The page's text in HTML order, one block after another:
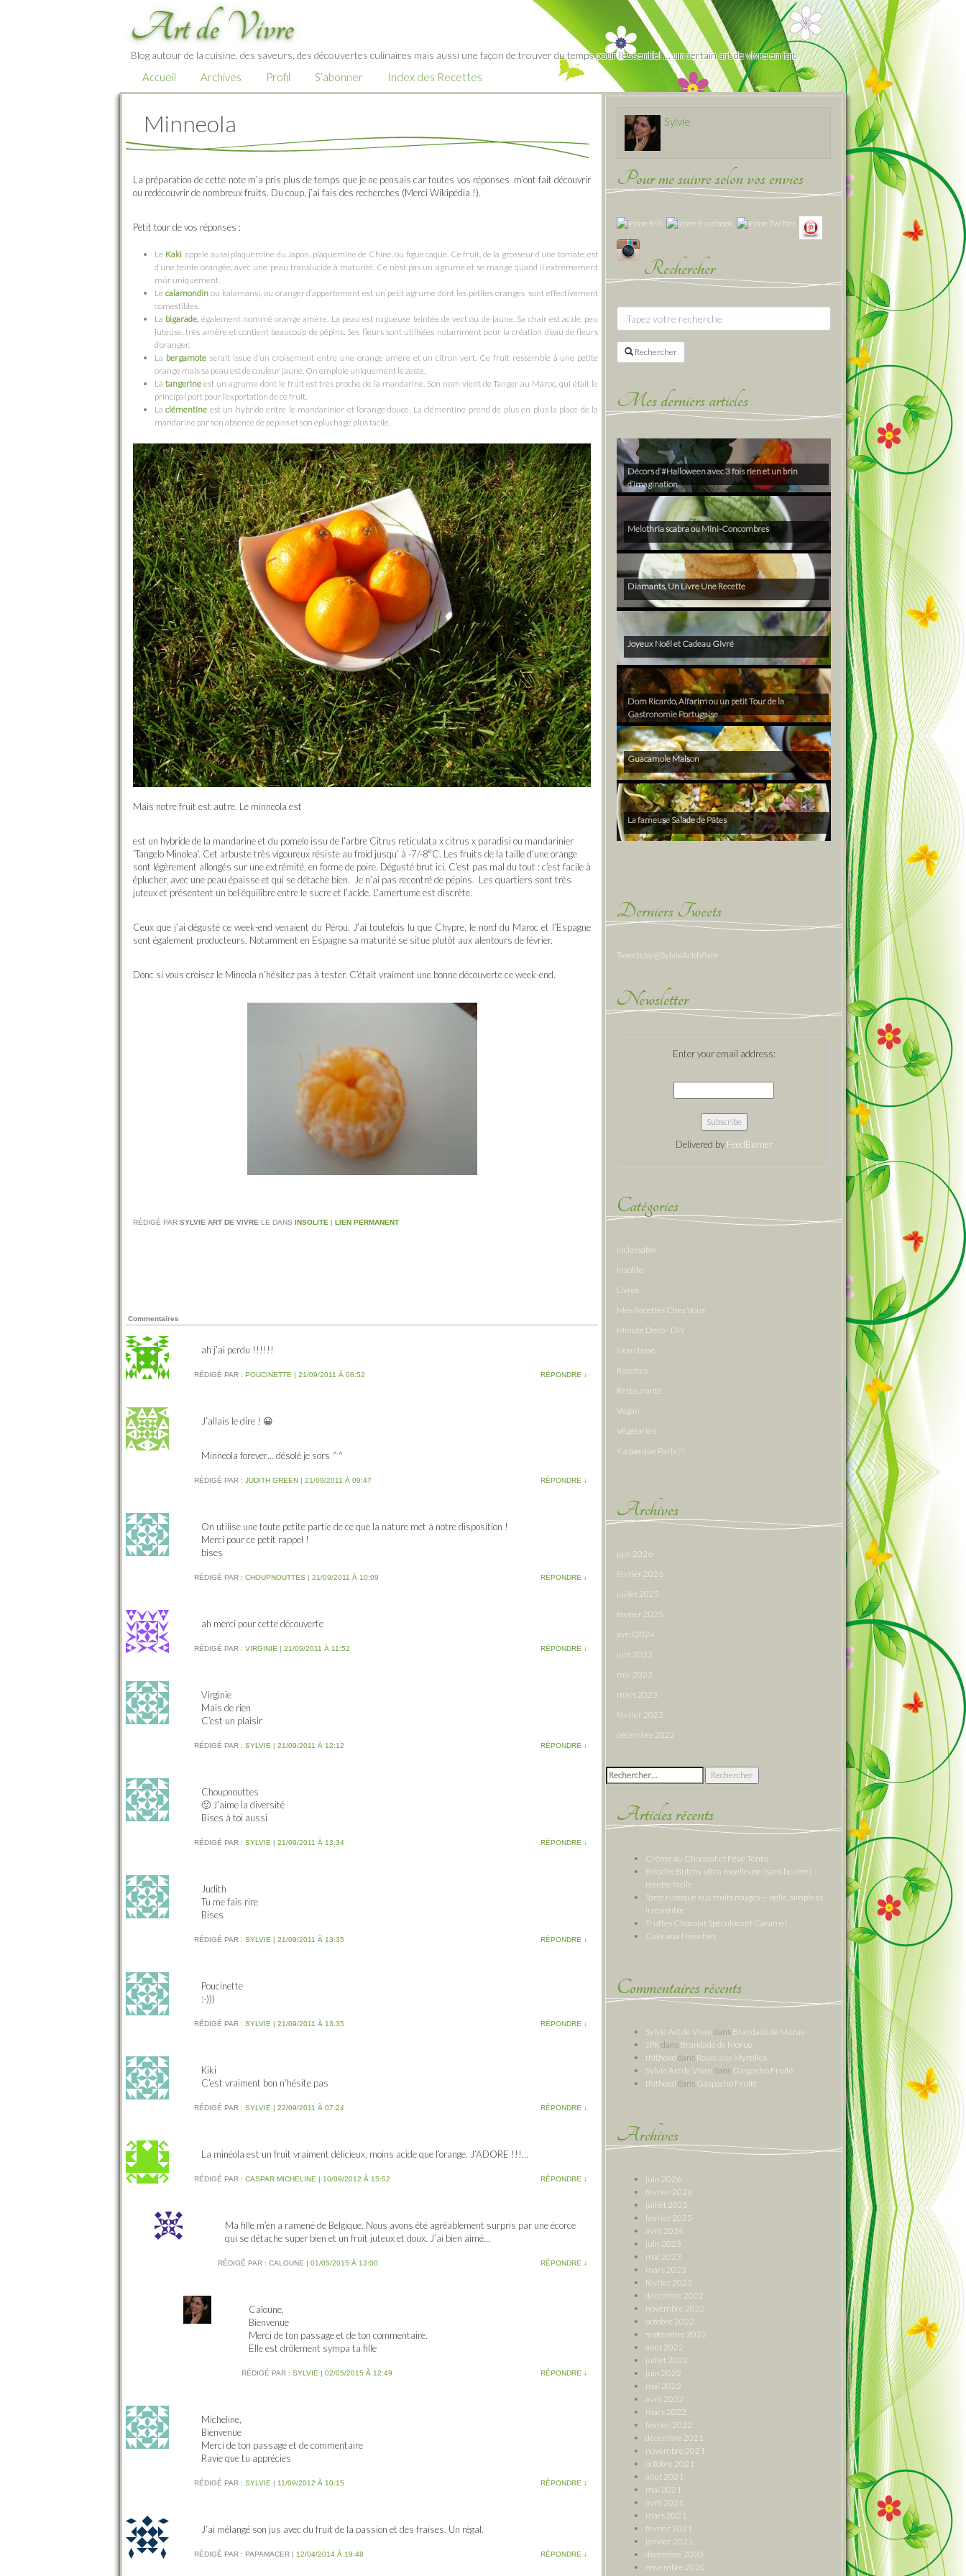
Art de Vivre
Blog autour de la cuisine, des saveurs, des découvertes culinaires mais aussi une façon de trouver du temps pour l'essentiel … un certain art de vivre en fait
Accueil Archives Profil S’abonner Index des Recettes
Minneola
La préparation de cette note m’a pris plus de temps que je ne pensais car toutes vos réponses m’ont fait découvrir
ou redécouvrir de nombreux fruits. Du coup, j’ai fais des recherches (Merci Wikipédia !).
Petit tour de vos réponses :
Le Kaki appelé aussi plaquemine du Japon, plaquemine de Chine, ou figue caque. Ce fruit, de la grosseur d’une tomate, est
d’une teinte orangée, avec une peau translucide à maturité. Ce n’est pas un agrume et se mange quand il extrêmement
mûr uniquement.
Le calamondin ou kalamansi, ou oranger d’appartement est un petit agrume dont les petites oranges sont effectivement
comestibles.
La bigarade, également nommé orange amère. La peau est rugueuse teintée de vert ou de jaune. Sa chair est acide, peu
juteuse, très amère et contient beaucoup de pépins. Ses fleurs sont utilisées notamment pour la création d’eau de fleurs
d’oranger.
La bergamote serait issue d’un croisement entre une orange amère et un citron vert. Ce fruit ressemble à une petite
orange mais sa peau est de couleur jaune. On emploie uniquement le zeste.
La tangerineest un agrume dont le fruit est très proche de la mandarine. Son nom vient de Tanger au Maroc, qui était le
principal port pour l’exportation de ce fruit.
Laclémentine est un hybride entre le mandarinier et l’orange douce. La clémentine prend de plus en plus la place de la
mandarine par son absence de pépins et son épluchage plus facile.
Mais notre fruit est autre. Le minneola est
est un hybride de la mandarine et du pomelo issu de l’arbre Citrus reticulata x citrus x paradisi ou mandarinier
‘Tangelo Minolea’. Cet arbuste très vigoureux résiste au froid jusqu’ à -7/-8°C. Les fruits de la taille d’une orange
sont légèrement allongés sur une extrémité, en forme de poire. Dégusté brut ici. C’est pas mal du tout : c’est facile à
éplucher, avec une peau épaisse et qui se détache bien. Je n’ai pas recontré de pépins. Les quartiers sont très
juteux et présentent un bel équilibre entre le sucre et l’acide. L’amertume est discrète.
Ceux que j’ai dégusté ce week-end venaient du Pérou. J’ai toutefois lu que Chypre, le nord du Maroc et l’Espagne
sont également producteurs. Notamment en Espagne sa maturité se situe plutôt aux alentours de février.
Donc si vous croisez le Mineola n’hésitez pas à tester. C’était vraiment une bonne découverte ce week-end.
RÉDIGÉ PAR SYLVIE ART DE VIVRE LE DANS INSOLITE | LIEN PERMANENT
Commentaires
ah j’ai perdu !!!!!!
RÉDIGÉ PAR : POUCINETTE | 21/09/2011 À 08:52 RÉPONDRE ↓
J’allais le dire ! 😀
Minneola forever… désolé je sors ^^
RÉDIGÉ PAR : JUDITH GREEN| 21/09/2011 À 09:47 RÉPONDRE ↓
On utilise une toute petite partie de ce que la nature met à notre disposition !
Merci pour ce petit rappel !
bises
RÉDIGÉ PAR : CHOUPNOUTTES | 21/09/2011 À 10:09 RÉPONDRE ↓
ah merci pour cette découverte
RÉDIGÉ PAR : VIRGINIE | 21/09/2011 À 11:52 RÉPONDRE ↓
Virginie
Mais de rien
C’est un plaisir
RÉDIGÉ PAR : SYLVIE | 21/09/2011 À 12:12 RÉPONDRE ↓
Choupnouttes
🙂 J’aime la diversité
Bises à toi aussi
RÉDIGÉ PAR : SYLVIE | 21/09/2011 À 13:34 RÉPONDRE ↓
Judith
Tu me fais rire
Bises
RÉDIGÉ PAR : SYLVIE | 21/09/2011 À 13:35 RÉPONDRE ↓
Poucinette
:-)))
RÉDIGÉ PAR : SYLVIE | 21/09/2011 À 13:35 RÉPONDRE ↓
Kiki
C’est vraiment bon n’hésite pas
RÉDIGÉ PAR : SYLVIE | 22/09/2011 À 07:24 RÉPONDRE ↓
La minéola est un fruit vraiment délicieux, moins acide que l’orange. J’ADORE !!!…
RÉDIGÉ PAR : CASPAR MICHELINE | 10/09/2012 À 15:52 RÉPONDRE ↓
Ma fille m’en a ramené de Belgique. Nous avons été agréablement surpris par une écorce
qui se détache super bien et un fruit juteux et doux. J’ai bien aimé…
RÉDIGÉ PAR : CALOUNE | 01/05/2015 À 13:00 RÉPONDRE ↓
Caloune,
Bienvenue
Merci de ton passage et de ton commentaire.
Elle est drôlement sympa ta fille
RÉDIGÉ PAR :SYLVIE |02/05/2015 À 12:49 RÉPONDRE ↓
Micheline,
Bienvenue
Merci de ton passage et de commentaire
Ravie que tu apprécies
RÉDIGÉ PAR : SYLVIE | 11/09/2012 À 10:15 RÉPONDRE ↓
J’ai mélangé son jus avec du fruit de la passion et des fraises. Un régal.
RÉDIGÉ PAR : PAPAMACER| 12/04/2014 À 19:48 RÉPONDRE ↓
Sylvie
Pour me suivre selon vos envies
Rechercher
Rechercher
Mes derniers articles
Décors d’#Halloween avec 3 fois rien et un brin
d’imagination
Melothria scabra ou Mini-Concombres
Diamants, Un Livre Une Recette
Joyeux Noël et Cadeau Givré
Dom Ricardo, Alfarim ou un petit Tour de la
Gastronomie Portugaise
Guacamole Maison
La fameuse Salade de Pâtes
Derniers Tweets
Tweets by @SylvieArtdVivre
Newsletter
Enter your email address:
Delivered by FeedBurner
Catégories
Inclassable
Insolite
Livres
Mes Recettes Chez Vous
Minute Deco - DIY
Non classé
Recettes
Restaurants
Vegan
Végétarien
Y a pas que Paris !!!
Archives
juin 2026
février 2026
juillet 2025
février 2025
avril 2024
juin 2023
mai 2023
mars 2023
février 2023
décembre 2022
Rechercher :
Articles récents
Crème au Chocolat et Fève Tonka
Brioche Butchy ultra moelleuse (sans beurre) —
recette facile
Tarte rustique aux fruits rouges — belle, simple et
irrésistible
Truffes Chocolat Spéculoos et Caramel
Cake aux Noisettes
Commentaires récents
Sylvie Art de Vivre dans Brandade de Morue
JPK dans Brandade de Morue
thithoad dans Roulé aux Myrtilles
Sylvie Art de Vivre dans Gaspacho Fruité
thithoad dans Gaspacho Fruité
Archives
juin 2026
février 2026
juillet 2025
février 2025
avril 2024
juin 2023
mai 2023
mars 2023
février 2023
décembre 2022
novembre 2022
octobre 2022
septembre 2022
août 2022
juillet 2022
juin 2022
mai 2022
avril 2022
mars 2022
février 2022
décembre 2021
novembre 2021
octobre 2021
août 2021
mai 2021
avril 2021
mars 2021
février 2021
janvier 2021
décembre 2020
novembre 2020